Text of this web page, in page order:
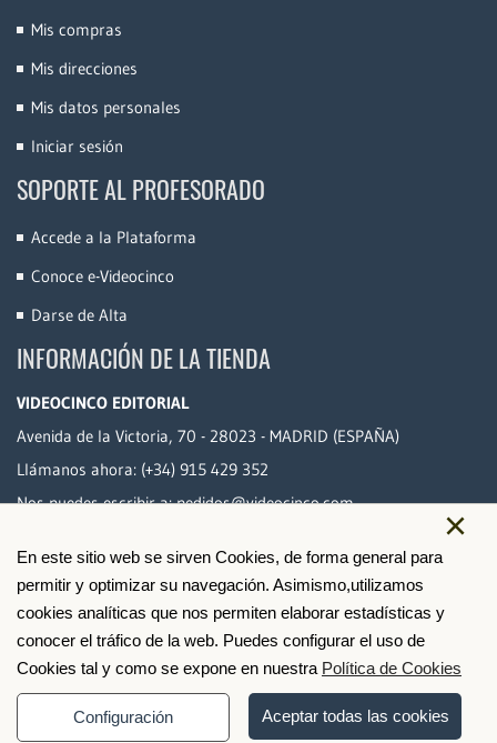
×
En este sitio web se sirven Cookies, de forma general para
permitir y optimizar su navegación. Asimismo,utilizamos
cookies analíticas que nos permiten elaborar estadísticas y
conocer el tráfico de la web. Puedes configurar el uso de
Cookies tal y como se expone en nuestra Política de Cookies
Configuración Aceptar todas las cookies
Mis compras
Mis direcciones
Mis datos personales
Iniciar sesión
SOPORTE AL PROFESORADO
Accede a la Plataforma
Conoce e-Videocinco
Darse de Alta
INFORMACIÓN DE LA TIENDA
VIDEOCINCO EDITORIAL
Avenida de la Victoria, 70 - 28023 - MADRID (ESPAÑA)
Llámanos ahora: (+34) 915 429 352
Nos puedes escribir a:pedidos@videocinco.com
PAGO SEGURO